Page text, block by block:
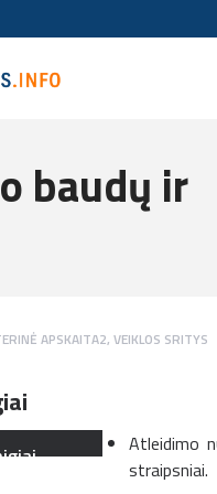
baudų ir
APSKAITA2, VEIKLOS SRITYS
Atleidimo
straipsniai.